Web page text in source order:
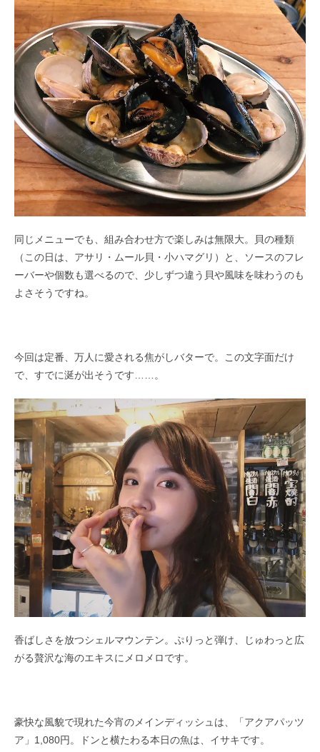
同じメニューでも、組み合わせ方で楽しみは無限大。貝の種類
（この日は、アサリ・ムール貝・小ハマグリ）と、ソースのフレ
ーバーや個数も選べるので、少しずつ違う貝や風味を味わうのも
よさそうですね。
今回は定番、万人に愛される焦がしバターで。この文字面だけ
で、すでに涎が出そうです……。
香ばしさを放つシェルマウンテン。ぷりっと弾け、じゅわっと広
がる贅沢な海のエキスにメロメロです。
豪快な風貌で現れた今宵のメインディッシュは、「アクアパッツ
ア」1,080円。ドンと横たわる本日の魚は、イサキです。